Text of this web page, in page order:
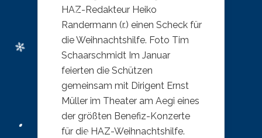
HAZ-Redakteur Heiko
Randermann (r.) einen Scheck für
die Weihnachtshilfe. Foto Tim
Schaarschmidt ​Im Januar
feierten die Schützen
gemeinsam mit Dirigent Ernst
Müller im Theater am Aegi eines
der größten Benefiz-Konzerte
für die HAZ-Weihnachtshilfe.